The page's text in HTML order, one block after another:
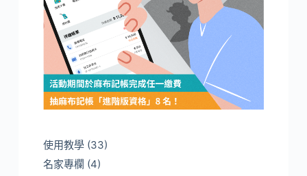
使用教學(33)
名家專欄 (4)